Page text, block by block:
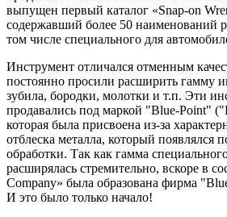
выпущен первый каталог «Snap-on
содержавший более 50 наименований
том числе специального для
Инструмент отличался отменным
постоянно просили расширить гамму
зубила, бородки, молотки и т.п. Эти
продавались под маркой "Blue-Point"
которая была присвоена из-за
отблеска металла, который появлялся
обработки. Так как гамма
расширялась стремительно, вскоре в
Company» была образована фирма
И это было только начало!